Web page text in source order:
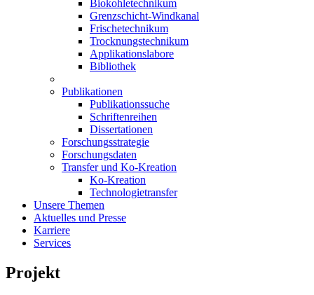
Biokohletechnikum
Grenzschicht-Windkanal
Frischetechnikum
Trocknungstechnikum
Applikationslabore
Bibliothek
Publikationen
Publikationssuche
Schriftenreihen
Dissertationen
Forschungsstrategie
Forschungsdaten
Transfer und Ko-Kreation
Ko-Kreation
Technologietransfer
Unsere Themen
Aktuelles und Presse
Karriere
Services
Projekt